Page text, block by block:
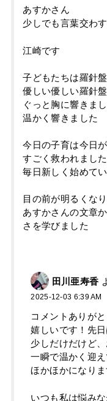
あすかさん
少しでも言葉交わ
江崎です
子どもたちは羅針盤
優しい優しい羅針盤
ぐっと胸に響きま
温かく響きました
今日の子育は今日
すごく救われました
毎日新しく始めて
目の前が明るくな
あすかさんの文章
さを学びました
田川亜寿香
2025-12-03 6:39 AM
コメントありが
嬉しいです！先
少しだけだけど
一瞬で温かく迎
ほかほかになりま
いつも私は悩み